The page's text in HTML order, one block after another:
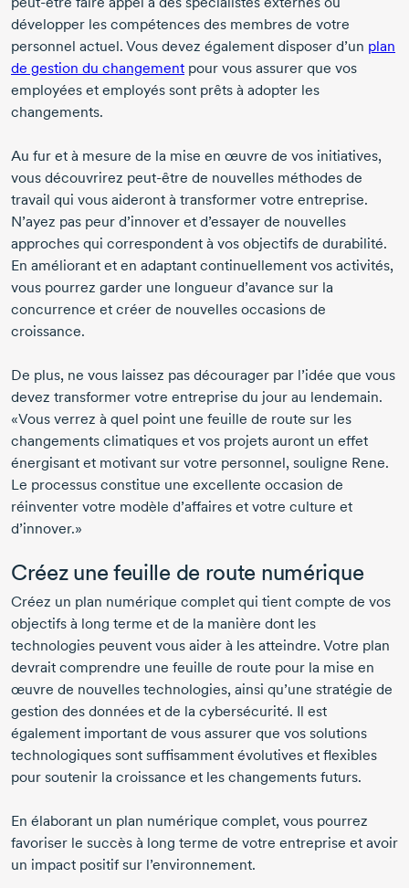
développer les compétences des membres de votre
personnel actuel. Vous devez également disposer d’un plan
de gestion du changement pour vous assurer que vos
employées et employés sont prêts à adopter les
changements.
Au fur et à mesure de la mise en œuvre de vos initiatives,
vous découvrirez peut-être de nouvelles méthodes de
travail qui vous aideront à transformer votre entreprise.
N’ayez pas peur d’innover et d’essayer de nouvelles
approches qui correspondent à vos objectifs de durabilité.
En améliorant et en adaptant continuellement vos activités,
vous pourrez garder une longueur d’avance sur la
concurrence et créer de nouvelles occasions de
croissance.
De plus, ne vous laissez pas décourager par l’idée que vous
devez transformer votre entreprise du jour au lendemain.
«Vous verrez à quel point une feuille de route sur les
changements climatiques et vos projets auront un effet
énergisant et motivant sur votre personnel, souligne Rene.
Le processus constitue une excellente occasion de
réinventer votre modèle d’affaires et votre culture et
d’innover.»
Créez une feuille de route numérique
Créez un plan numérique complet qui tient compte de vos
objectifs à long terme et de la manière dont les
technologies peuvent vous aider à les atteindre. Votre plan
devrait comprendre une feuille de route pour la mise en
œuvre de nouvelles technologies, ainsi qu’une stratégie de
gestion des données et de la cybersécurité. Il est
également important de vous assurer que vos solutions
technologiques sont suffisamment évolutives et flexibles
pour soutenir la croissance et les changements futurs.
En élaborant un plan numérique complet, vous pourrez
favoriser le succès à long terme de votre entreprise et avoir
un impact positif sur l’environnement.